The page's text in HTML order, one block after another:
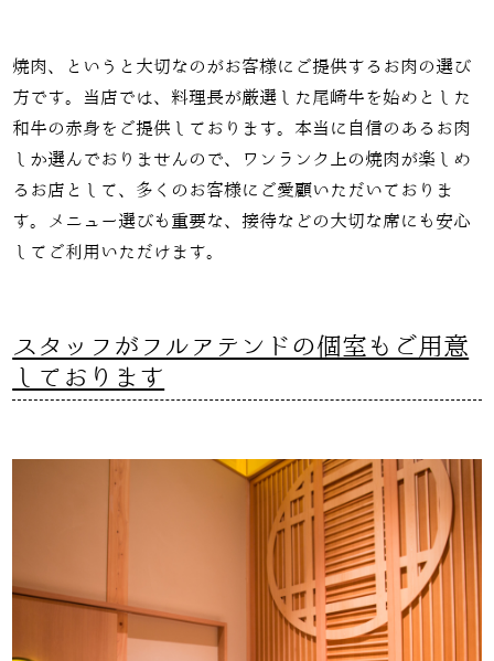
焼肉、というと大切なのがお客様にご提供するお肉の選び
方です。当店では、料理長が厳選した尾崎牛を始めとした
和牛の赤身をご提供しております。本当に自信のあるお肉
しか選んでおりませんので、ワンランク上の焼肉が楽しめ
るお店として、多くのお客様にご愛顧いただいておりま
す。メニュー選びも重要な、接待などの大切な席にも安心
してご利用いただけます。
スタッフがフルアテンドの個室もご用意
しております